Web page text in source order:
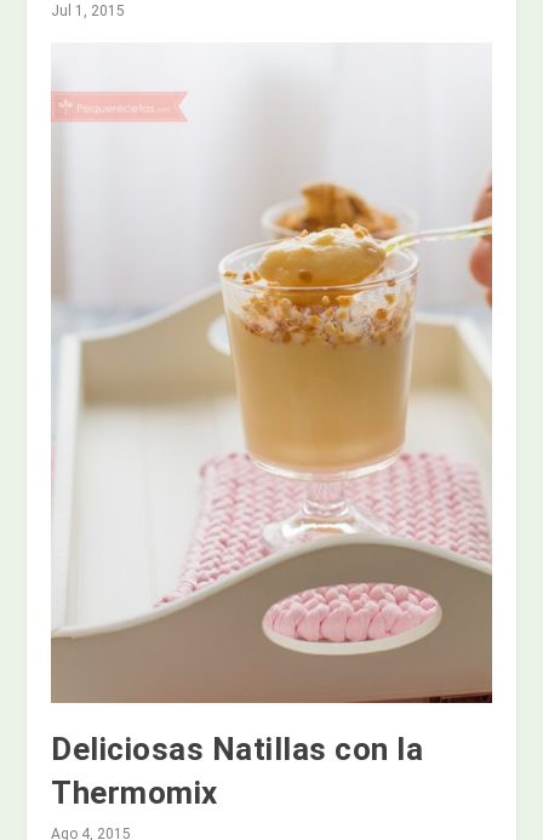
Jul 1, 2015
Deliciosas Natillas con la
Thermomix
Ago 4, 2015